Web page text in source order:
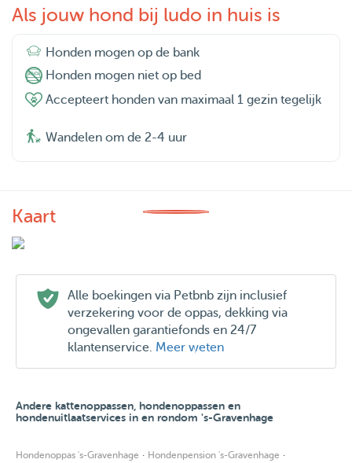
Als jouw hond bij ludo in huis is
Honden mogen op de bank
Honden mogen niet op bed
Accepteert honden van maximaal 1 gezin tegelijk
Wandelen om de 2-4 uur
Kaart
Alle boekingen via Petbnb zijn inclusief
verzekering voor de oppas, dekking via
ongevallen garantiefonds en 24/7
klantenservice. Meer weten
Andere kattenoppassen, hondenoppassen en
hondenuitlaatservices in en rondom 's-Gravenhage
Hondenoppas 's-Gravenhage · Hondenpension 's-Gravenhage ·